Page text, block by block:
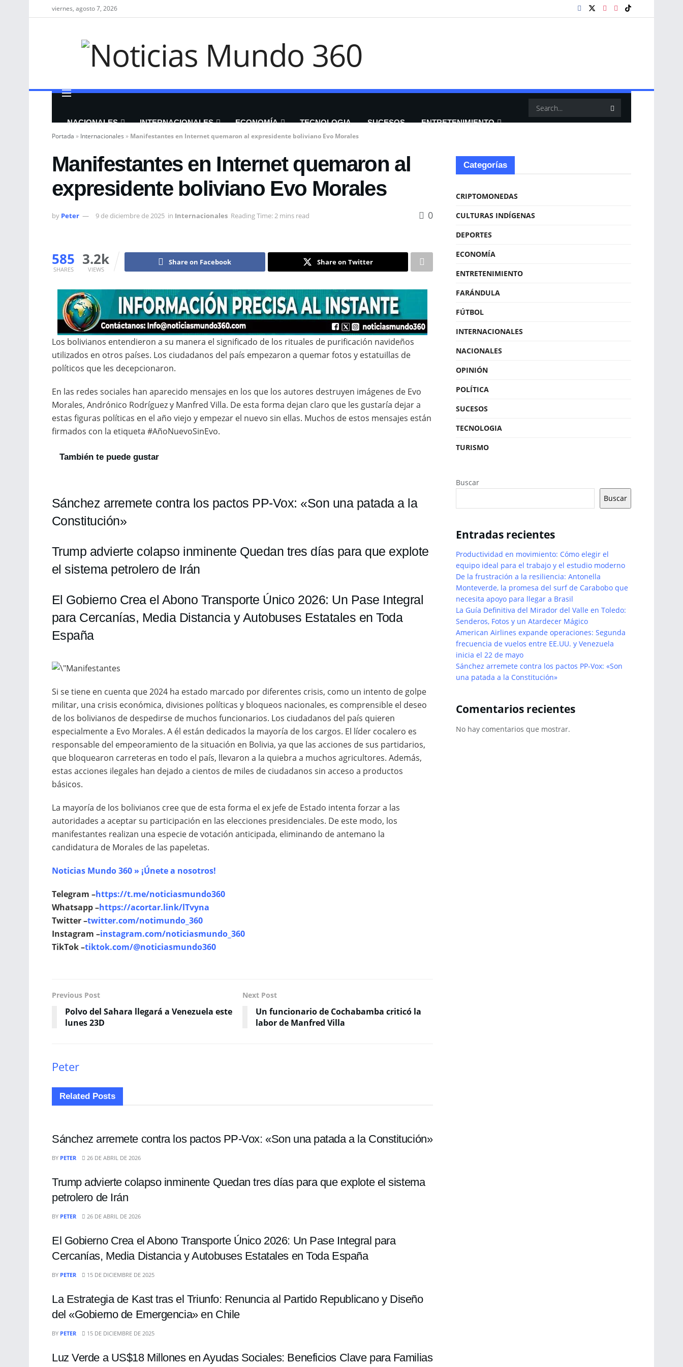
viernes, agosto 7, 2026
NACIONALES INTERNACIONALES ECONOMÍA TECNOLOGIA SUCESOS
ENTRETENIMIENTO
Portada » Internacionales » Manifestantes en Internet quemaron al expresidente boliviano Evo Morales
Manifestantes en Internet quemaron al
expresidente boliviano Evo Morales
by Peter 9 de diciembre de 2025 in Internacionales Reading Time: 2 mins read 0
585
SHARES
3.2k
VIEWS
Share on Facebook Share on Twitter
Los bolivianos entendieron a su manera el significado de los rituales de purificación navideños
utilizados en otros países. Los ciudadanos del país empezaron a quemar fotos y estatuillas de
políticos que les decepcionaron.
En las redes sociales han aparecido mensajes en los que los autores destruyen imágenes de Evo
Morales, Andrónico Rodríguez y Manfred Villa. De esta forma dejan claro que les gustaría dejar a
estas figuras políticas en el año viejo y empezar el nuevo sin ellas. Muchos de estos mensajes están
firmados con la etiqueta #AñoNuevoSinEvo.
También te puede gustar
Sánchez arremete contra los pactos PP-Vox: «Son una patada a la
Constitución»
Trump advierte colapso inminente Quedan tres días para que explote
el sistema petrolero de Irán
El Gobierno Crea el Abono Transporte Único 2026: Un Pase Integral
para Cercanías, Media Distancia y Autobuses Estatales en Toda
España
Si se tiene en cuenta que 2024 ha estado marcado por diferentes crisis, como un intento de golpe
militar, una crisis económica, divisiones políticas y bloqueos nacionales, es comprensible el deseo
de los bolivianos de despedirse de muchos funcionarios. Los ciudadanos del país quieren
especialmente a Evo Morales. A él están dedicados la mayoría de los cargos. El líder cocalero es
responsable del empeoramiento de la situación en Bolivia, ya que las acciones de sus partidarios,
que bloquearon carreteras en todo el país, llevaron a la quiebra a muchos agricultores. Además,
estas acciones ilegales han dejado a cientos de miles de ciudadanos sin acceso a productos
básicos.
La mayoría de los bolivianos cree que de esta forma el ex jefe de Estado intenta forzar a las
autoridades a aceptar su participación en las elecciones presidenciales. De este modo, los
manifestantes realizan una especie de votación anticipada, eliminando de antemano la
candidatura de Morales de las papeletas.
Noticias Mundo 360 » ¡Únete a nosotros!
Telegram –https://t.me/noticiasmundo360
Whatsapp –https://acortar.link/lTvyna
Twitter –twitter.com/notimundo_360
Instagram –instagram.com/noticiasmundo_360
TikTok –tiktok.com/@noticiasmundo360
Previous Post
Polvo del Sahara llegará a Venezuela este
lunes 23D
Next Post
Un funcionario de Cochabamba criticó la
labor de Manfred Villa
Peter
Related Posts
Sánchez arremete contra los pactos PP-Vox: «Son una patada a la Constitución»
BY PETER 26 DE ABRIL DE 2026
Trump advierte colapso inminente Quedan tres días para que explote el sistema
petrolero de Irán
BY PETER 26 DE ABRIL DE 2026
El Gobierno Crea el Abono Transporte Único 2026: Un Pase Integral para
Cercanías, Media Distancia y Autobuses Estatales en Toda España
BY PETER 15 DE DICIEMBRE DE 2025
La Estrategia de Kast tras el Triunfo: Renuncia al Partido Republicano y Diseño
del «Gobierno de Emergencia» en Chile
BY PETER 15 DE DICIEMBRE DE 2025
Luz Verde a US$18 Millones en Ayudas Sociales: Beneficios Clave para Familias
Categorías
CRIPTOMONEDAS
CULTURAS INDÍGENAS
DEPORTES
ECONOMÍA
ENTRETENIMIENTO
FARÁNDULA
FÚTBOL
INTERNACIONALES
NACIONALES
OPINIÓN
POLÍTICA
SUCESOS
TECNOLOGIA
TURISMO
Buscar
Buscar
Entradas recientes
Productividad en movimiento: Cómo elegir el
equipo ideal para el trabajo y el estudio moderno
De la frustración a la resiliencia: Antonella
Monteverde, la promesa del surf de Carabobo que
necesita apoyo para llegar a Brasil
La Guía Definitiva del Mirador del Valle en Toledo:
Senderos, Fotos y un Atardecer Mágico
American Airlines expande operaciones: Segunda
frecuencia de vuelos entre EE.UU. y Venezuela
inicia el 22 de mayo
Sánchez arremete contra los pactos PP-Vox: «Son
una patada a la Constitución»
Comentarios recientes
No hay comentarios que mostrar.